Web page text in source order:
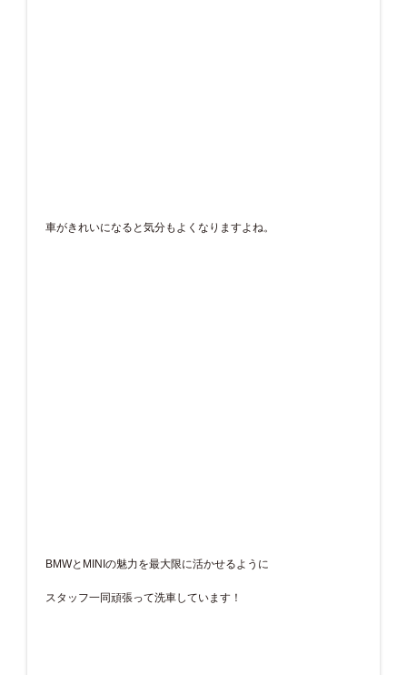
車がきれいになると気分もよくなりますよね。
BMWとMINIの魅力を最大限に活かせるように
スタッフ一同頑張って洗車しています！